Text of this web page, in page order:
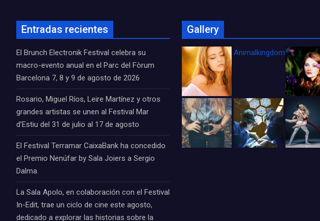
Entradas recientes
El Brunch Electronik Festival celebra su
macro-evento anual en el Parc del Fòrum
Barcelona 7, 8 y 9 de agosto de 2026
Rosario, Miguel Ríos, Leire Martínez y otros
grandes artistas se unen al Festival Mar
d’Estiu del 31 de julio al 17 de agosto
El Festival Terramar CaixaBank ha concedido
el Premio Nenúfar by Sala Joiers a Sergio
Dalma.
La Sala Apolo, en colaboración con el Festival
In-Edit, trae un ciclo de cine este agosto,
dedicado a explorar las historias sobre la
Gallery
Animalkingdom_FichaCine